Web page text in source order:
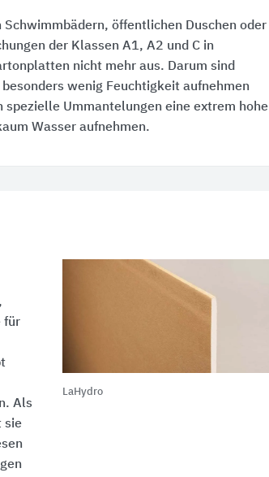
öffentlichen Duschen oder
der Klassen A1, A2 und C in
nicht mehr aus. Darum sind
wenig Feuchtigkeit aufnehmen
spezielle Ummantelungen eine extrem hohe
Wasser aufnehmen.
LaHydro
für
Als
sie